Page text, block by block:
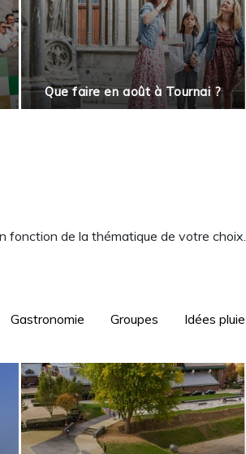
Que faire en août à Tournai ?
fonction de la thématique de votre choix.
Gastronomie Groupes Idées pluie